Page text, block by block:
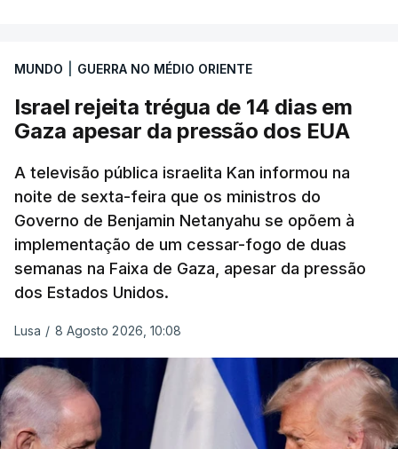
MUNDO GUERRA NO MÉDIO ORIENTE
Israel rejeita trégua de 14 dias em
Gaza apesar da pressão dos EUA
A televisão pública israelita Kan informou na
noite de sexta-feira que os ministros do
Governo de Benjamin Netanyahu se opõem à
implementação de um cessar-fogo de duas
semanas na Faixa de Gaza, apesar da pressão
dos Estados Unidos.
Lusa / 8 Agosto 2026, 10:08